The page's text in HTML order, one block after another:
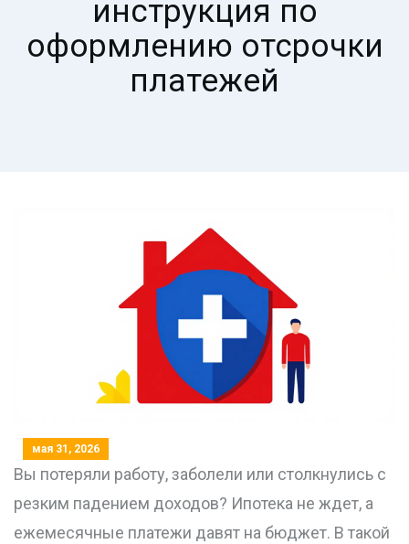
инструкция по
оформлению отсрочки
платежей
мая 31, 2026
Вы потеряли работу, заболели или столкнулись с
резким падением доходов? Ипотека не ждет, а
ежемесячные платежи давят на бюджет. В такой